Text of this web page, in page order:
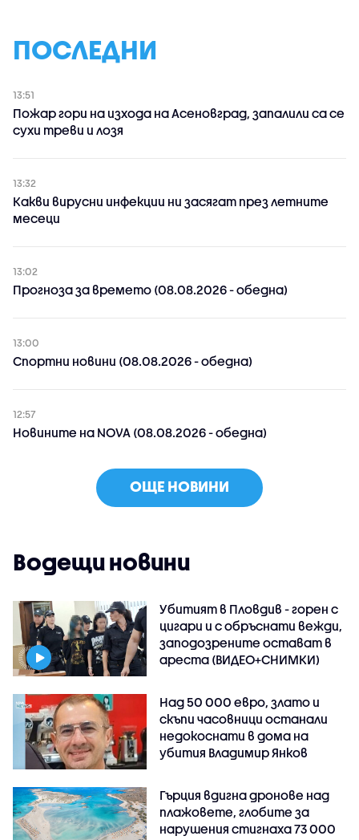
ПОСЛЕДНИ
13:51
Пожар гори на изхода на Асеновград, запалили са се
сухи треви и лозя
13:32
Какви вирусни инфекции ни засягат през летните
месеци
13:02
Прогноза за времето (08.08.2026 - обедна)
13:00
Спортни новини (08.08.2026 - обедна)
12:57
Новините на NOVA (08.08.2026 - обедна)
ОЩЕ НОВИНИ
Водещи новини
Убитият в Пловдив - горен с
цигари и с обръснати вежди,
заподозрените остават в
ареста (ВИДЕО+СНИМКИ)
Над 50 000 евро, злато и
скъпи часовници останали
недокоснати в дома на
убития Владимир Янков
Гърция вдигна дронове над
плажовете, глобите за
нарушения стигнаха 73 000